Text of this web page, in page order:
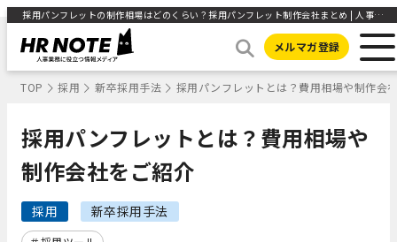
採用パンフレットの制作相場はどのくらい？採用パンフレット制作会社まとめ | 人事部から企業成長を応援するメディアHR NOTE
メルマガ登録
TOP 採用 新卒採用手法 採用パンフレットとは？費用相場や制作会
採用パンフレットとは？費用相場や
制作会社をご紹介
採用 新卒採用手法